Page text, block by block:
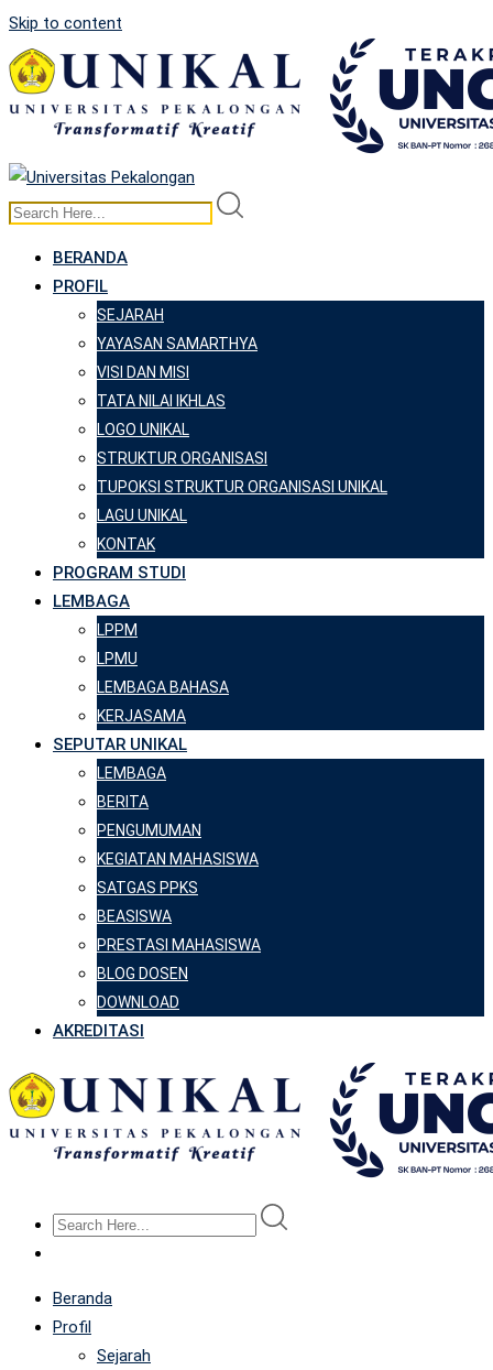
Skip to content
BERANDA
PROFIL
SEJARAH
YAYASAN SAMARTHYA
VISI DAN MISI
TATA NILAI IKHLAS
LOGO UNIKAL
STRUKTUR ORGANISASI
TUPOKSI STRUKTUR ORGANISASI UNIKAL
LAGU UNIKAL
KONTAK
PROGRAM STUDI
LEMBAGA
LPPM
LPMU
LEMBAGA BAHASA
KERJASAMA
SEPUTAR UNIKAL
LEMBAGA
BERITA
PENGUMUMAN
KEGIATAN MAHASISWA
SATGAS PPKS
BEASISWA
PRESTASI MAHASISWA
BLOG DOSEN
DOWNLOAD
AKREDITASI
Beranda
Profil
Sejarah